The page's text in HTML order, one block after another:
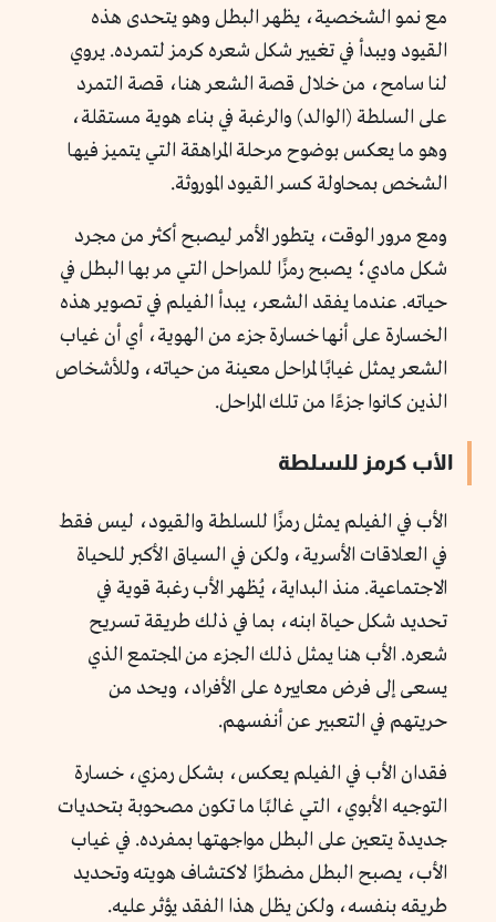
مع نمو الشخصية، يظهر البطل وهو يتحدى هذه
القيود ويبدأ في تغيير شكل شعره كرمز لتمرده. يروي
لنا سامح، من خلال قصة الشعر هنا، قصة التمرد
على السلطة (الوالد) والرغبة في بناء هوية مستقلة،
وهو ما يعكس بوضوح مرحلة المراهقة التي يتميز فيها
الشخص بمحاولة كسر القيود الموروثة.
ومع مرور الوقت، يتطور الأمر ليصبح أكثر من مجرد
شكل مادي؛ يصبح رمزًا للمراحل التي مر بها البطل في
حياته. عندما يفقد الشعر، يبدأ الفيلم في تصوير هذه
الخسارة على أنها خسارة جزء من الهوية، أي أن غياب
الشعر يمثل غيابًا لمراحل معينة من حياته، وللأشخاص
الذين كانوا جزءًا من تلك المراحل.
الأب كرمز للسلطة
الأب في الفيلم يمثل رمزًا للسلطة والقيود، ليس فقط
في العلاقات الأسرية، ولكن في السياق الأكبر للحياة
الاجتماعية. منذ البداية، يُظهر الأب رغبة قوية في
تحديد شكل حياة ابنه، بما في ذلك طريقة تسريح
شعره. الأب هنا يمثل ذلك الجزء من المجتمع الذي
يسعى إلى فرض معاييره على الأفراد، ويحد من
حريتهم في التعبير عن أنفسهم.
فقدان الأب في الفيلم يعكس، بشكل رمزي، خسارة
التوجيه الأبوي، التي غالبًا ما تكون مصحوبة بتحديات
جديدة يتعين على البطل مواجهتها بمفرده. في غياب
الأب، يصبح البطل مضطرًا لاكتشاف هويته وتحديد
طريقه بنفسه، ولكن يظل هذا الفقد يؤثر عليه.